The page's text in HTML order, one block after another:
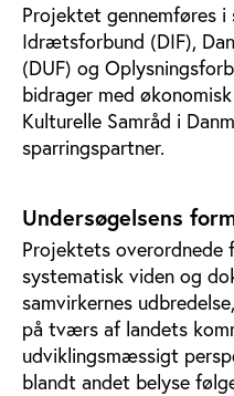
Projektet gennemføres i
Idrætsforbund (DIF),
(DUF) og
bidrager med
Kulturelle Samråd i
sparringspartner.
Undersøgelsens
Projektets overordnede
systematisk viden og
samvirkernes
på tværs af landets
udviklingsmæssigt
blandt andet belyse